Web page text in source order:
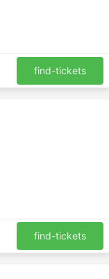
提供更丰盛的膳
但如果要想旅途
非常有必要多花
巴士节省多达的
最佳选择。大巴网
需要很多时间。大
即使有限额设定，
find-tickets
find-tickets